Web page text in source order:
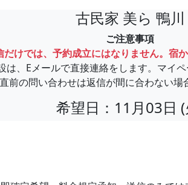
古民家 美ら 鴨川
ご注意事項
だけでは、予約成立にはなりません。宿
は、Eメールで直接連絡をします。マイペ
直前の問い合わせは返信が間に合わない場
希望日：11月03日